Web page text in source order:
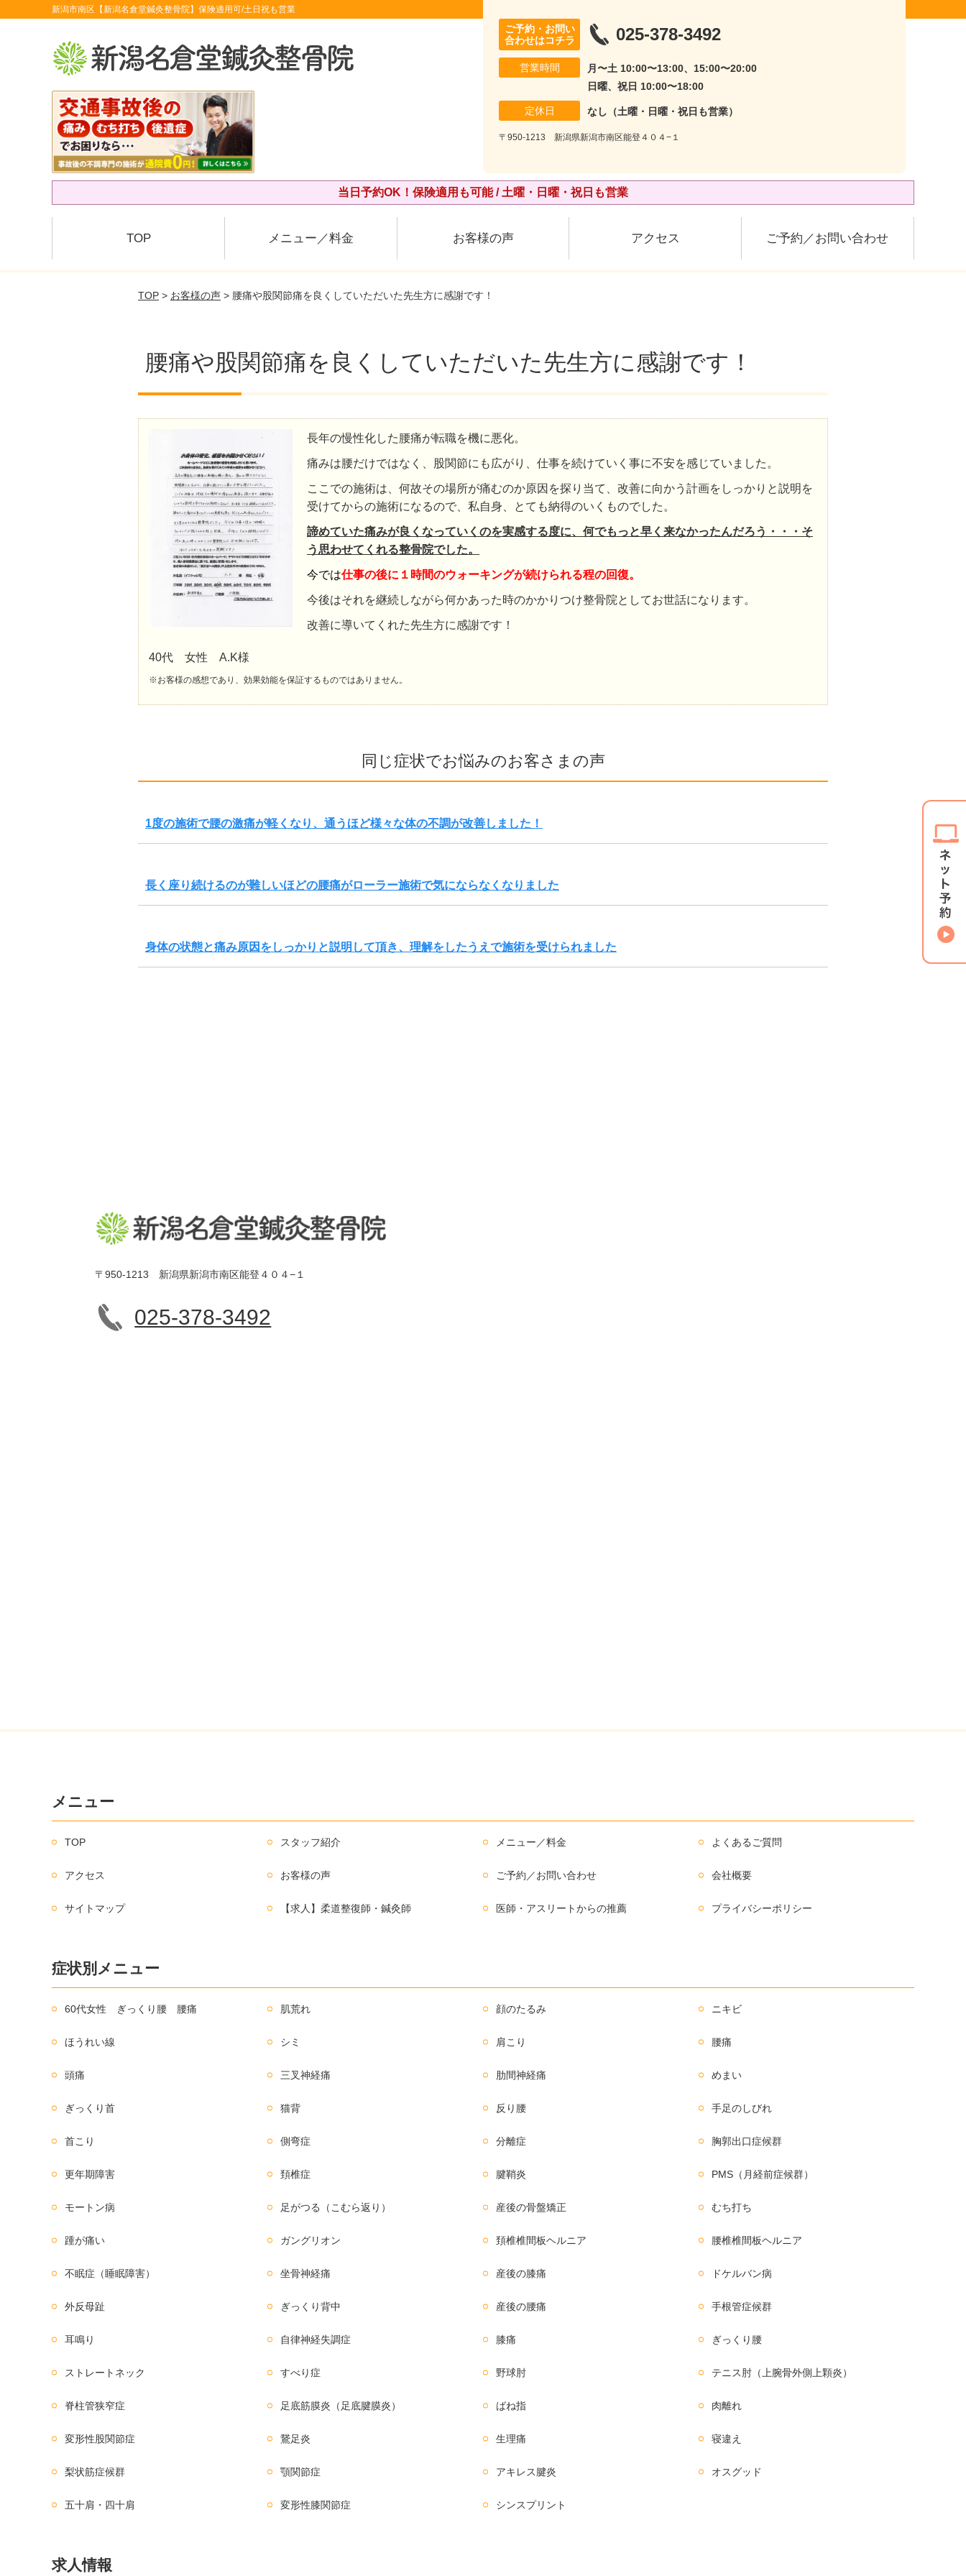
新潟市南区【新潟名倉堂鍼灸整骨院】保険適用可/土日祝も営業
ご予約・お問い
合わせはコチラ
025-378-3492
営業時間
月〜土 10:00〜13:00、15:00〜20:00
日曜、祝日 10:00〜18:00
定休日 なし（土曜・日曜・祝日も営業）
〒950-1213 新潟県新潟市南区能登４０４−１
当日予約OK！保険適用も可能 / 土曜・日曜・祝日も営業
TOP メニュー／料金 お客様の声 アクセス ご予約／お問い合わせ
TOP > お客様の声 > 腰痛や股関節痛を良くしていただいた先生方に感謝です！
腰痛や股関節痛を良くしていただいた先生方に感謝です！
長年の慢性化した腰痛が転職を機に悪化。
痛みは腰だけではなく、股関節にも広がり、仕事を続けていく事に不安を感じていました。
ここでの施術は、何故その場所が痛むのか原因を探り当て、改善に向かう計画をしっかりと説明を
受けてからの施術になるので、私自身、とても納得のいくものでした。
諦めていた痛みが良くなっていくのを実感する度に、何でもっと早く来なかったんだろう・・・そ
う思わせてくれる整骨院でした。
今では仕事の後に１時間のウォーキングが続けられる程の回復。
今後はそれを継続しながら何かあった時のかかりつけ整骨院としてお世話になります。
改善に導いてくれた先生方に感謝です！
40代 女性 A.K様
※お客様の感想であり、効果効能を保証するものではありません。
同じ症状でお悩みのお客さまの声
1度の施術で腰の激痛が軽くなり、通うほど様々な体の不調が改善しました！
長く座り続けるのが難しいほどの腰痛がローラー施術で気にならなくなりました
身体の状態と痛み原因をしっかりと説明して頂き、理解をしたうえで施術を受けられました
〒950-1213 新潟県新潟市南区能登４０４−１
025-378-3492
メニュー
TOP スタッフ紹介 メニュー／料金 よくあるご質問
アクセス お客様の声 ご予約／お問い合わせ 会社概要
サイトマップ 【求人】柔道整復師・鍼灸師 医師・アスリートからの推薦 プライバシーポリシー
症状別メニュー
60代女性 ぎっくり腰 腰痛 肌荒れ 顔のたるみ ニキビ
ほうれい線 シミ 肩こり 腰痛
頭痛 三叉神経痛 肋間神経痛 めまい
ぎっくり首 猫背 反り腰 手足のしびれ
首こり 側弯症 分離症 胸郭出口症候群
更年期障害 頚椎症 腱鞘炎 PMS（月経前症候群）
モートン病 足がつる（こむら返り） 産後の骨盤矯正 むち打ち
踵が痛い ガングリオン 頚椎椎間板ヘルニア 腰椎椎間板ヘルニア
不眠症（睡眠障害） 坐骨神経痛 産後の膝痛 ドケルバン病
外反母趾 ぎっくり背中 産後の腰痛 手根管症候群
耳鳴り 自律神経失調症 膝痛 ぎっくり腰
ストレートネック すべり症 野球肘 テニス肘（上腕骨外側上顆炎）
脊柱管狭窄症 足底筋膜炎（足底腱膜炎） ばね指 肉離れ
変形性股関節症 鵞足炎 生理痛 寝違え
梨状筋症候群 顎関節症 アキレス腱炎 オスグッド
五十肩・四十肩 変形性膝関節症 シンスプリント
求人情報